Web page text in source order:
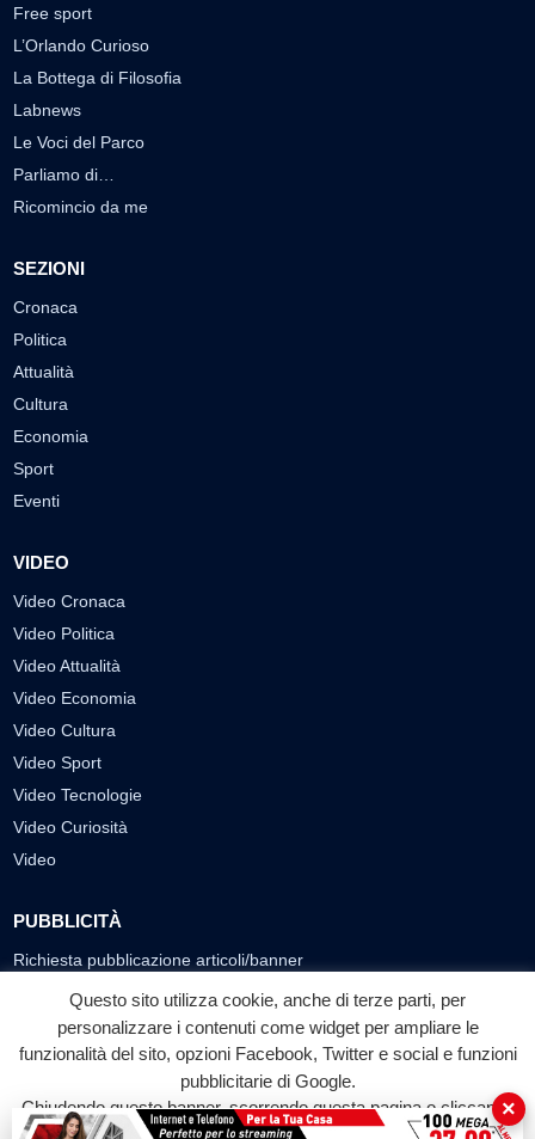
Free sport
L’Orlando Curioso
La Bottega di Filosofia
Labnews
Le Voci del Parco
Parliamo di…
Ricomincio da me
SEZIONI
Cronaca
Politica
Attualità
Cultura
Economia
Sport
Eventi
VIDEO
Video Cronaca
Video Politica
Video Attualità
Video Economia
Video Cultura
Video Sport
Video Tecnologie
Video Curiosità
Video
PUBBLICITÀ
Richiesta pubblicazione articoli/banner
SEGUICI SUI SOCIAL
f
Facebook
◎ ▶
YouTube
Questo sito utilizza cookie, anche di terze parti, per
personalizzare i contenuti come widget per ampliare le
funzionalità del sito, opzioni Facebook, Twitter e social e funzioni
pubblicitarie di Google.
Chiudendo questo banner, scorrendo questa pagina o cliccando
su qualunque suo elemento acconsenti all'uso dei cookie.
×